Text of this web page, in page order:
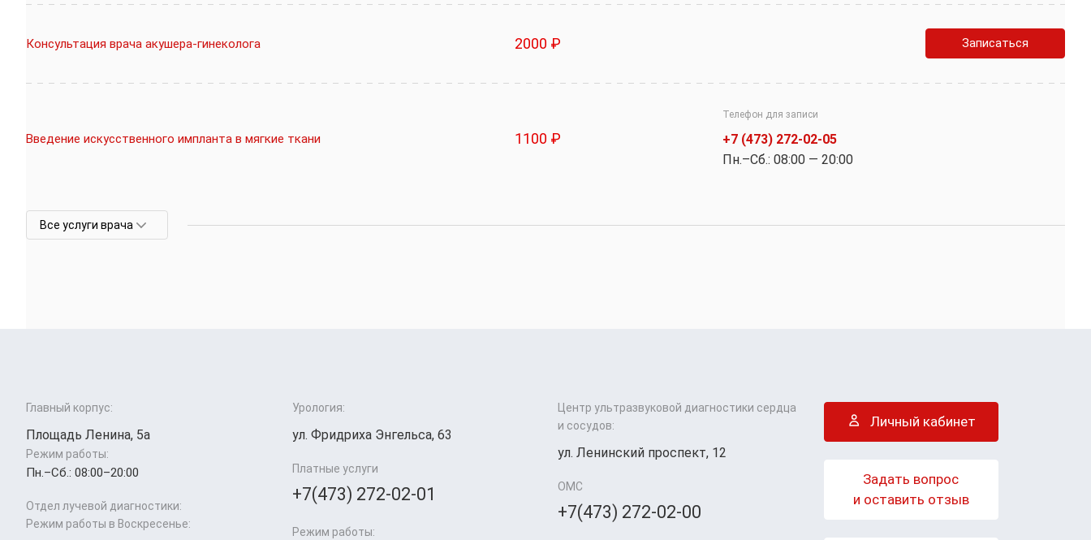
Консультация врача акушера-гинеколога 2000 ₽ Записаться
Введение искусственного импланта в мягкие ткани 1100 ₽
Телефон для записи
+7 (473) 272-02-05
Пн.–Cб.: 08:00 — 20:00
Все услуги врача
Главный корпус:
Площадь Ленина, 5а
Режим работы:
Пн.–Cб.: 08:00–20:00
Отдел лучевой диагностики:
Режим работы в Воскресенье:
Урология:
ул. Фридриха Энгельса, 63
Платные услуги
+7(473) 272-02-01
Режим работы:
Центр ультразвуковой диагностики сердца
и сосудов:
ул. Ленинский проспект, 12
ОМС
+7(473) 272-02-00
Личный кабинет
Задать вопрос
и оставить отзыв